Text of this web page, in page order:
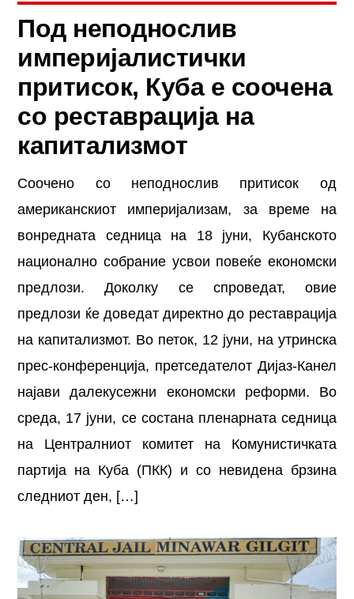
Под неподнослив
империјалистички
притисок, Куба е соочена
со реставрација на
капитализмот
Соочено со неподнослив притисок од
американскиот империјализам, за време на
вонредната седница на 18 јуни, Кубанското
национално собрание усвои повеќе економски
предлози. Доколку се спроведат, овие
предлози ќе доведат директно до реставрација
на капитализмот. Во петок, 12 јуни, на утринска
прес-конференција, претседателот Дијаз-Канел
најави далекусежни економски реформи. Во
среда, 17 јуни, се состана пленарната седница
на Централниот комитет на Комунистичката
партија на Куба (ПКК) и со невидена брзина
следниот ден, […]